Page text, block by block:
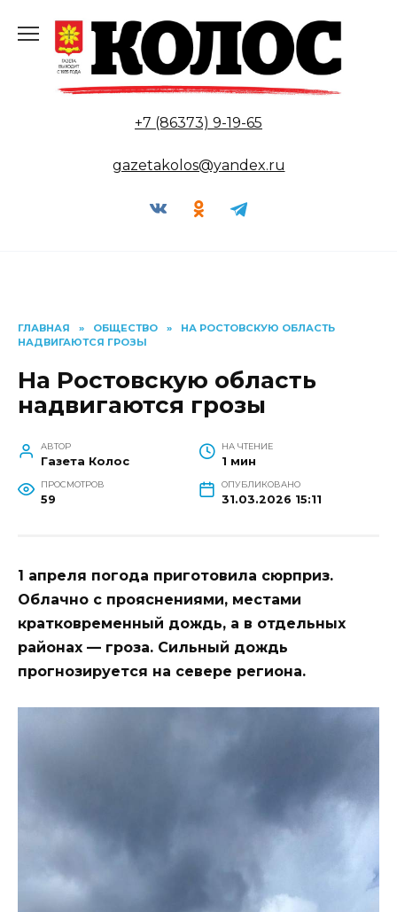
содержанию
+7 (86373) 9-19-65
gazetakolos@yandex.ru
ГЛАВНАЯ » ОБЩЕСТВО »
НА РОСТОВСКУЮ ОБЛАСТЬ
НАДВИГАЮТСЯ ГРОЗЫ
На Ростовскую область
надвигаются грозы
АВТОР
Газета Колос
НА ЧТЕНИЕ
1 мин
ПРОСМОТРОВ
59
ОПУБЛИКОВАНО
31.03.2026 15:11
1 апреля погода приготовила сюрприз.
Облачно с прояснениями, местами
кратковременный дождь, а в отдельных
районах — гроза. Сильный дождь
прогнозируется на севере региона.